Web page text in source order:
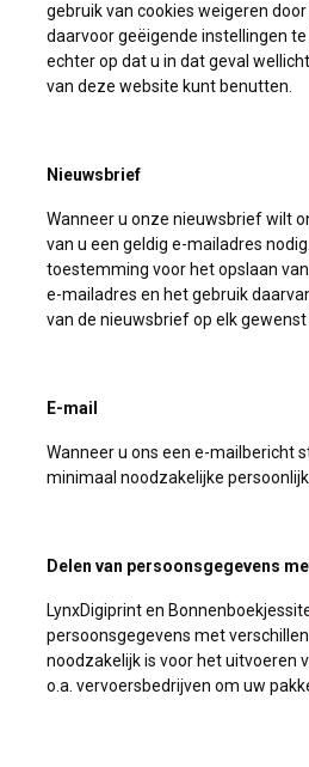
gebruik van cookies weigeren
daarvoor geëigende instellingen
echter op dat u in dat geval
van deze website kunt benutten.
Nieuwsbrief
Wanneer u onze nieuwsbrief wilt
van u een geldig e-mailadres
toestemming voor het opslaan
e-mailadres en het gebruik
van de nieuwsbrief op elk
E-mail
Wanneer u ons een e-mailbericht
minimaal noodzakelijke
Delen van persoonsgegevens
LynxDigiprint en
persoonsgegevens met
noodzakelijk is voor het uitvoeren
o.a. vervoersbedrijven om uw